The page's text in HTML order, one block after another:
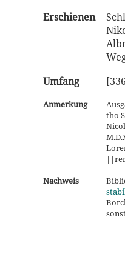
Erschienen
Umfang
Anmerkung
tho
Nachweis